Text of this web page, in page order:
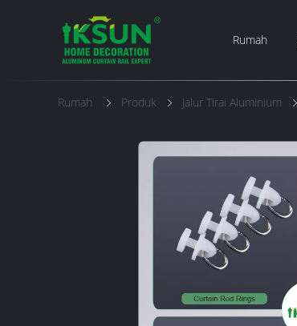
Rumah
Rumah Produk Jalur Tirai Aluminium